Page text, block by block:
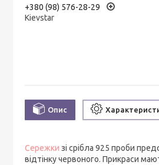
+380 (98) 576-28-29
Kievstar
Опис
Сережки зі срібла 925 проби
відтінку червоного. Прикраси